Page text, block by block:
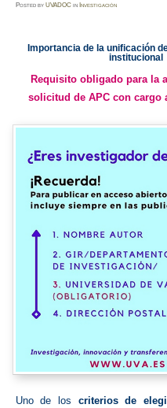
PostedbyUVADOC in Investigación
Importancia de la unificación
institucional
Requisito obligado para la
solicitud de APC con cargo
Uno de los criterios de